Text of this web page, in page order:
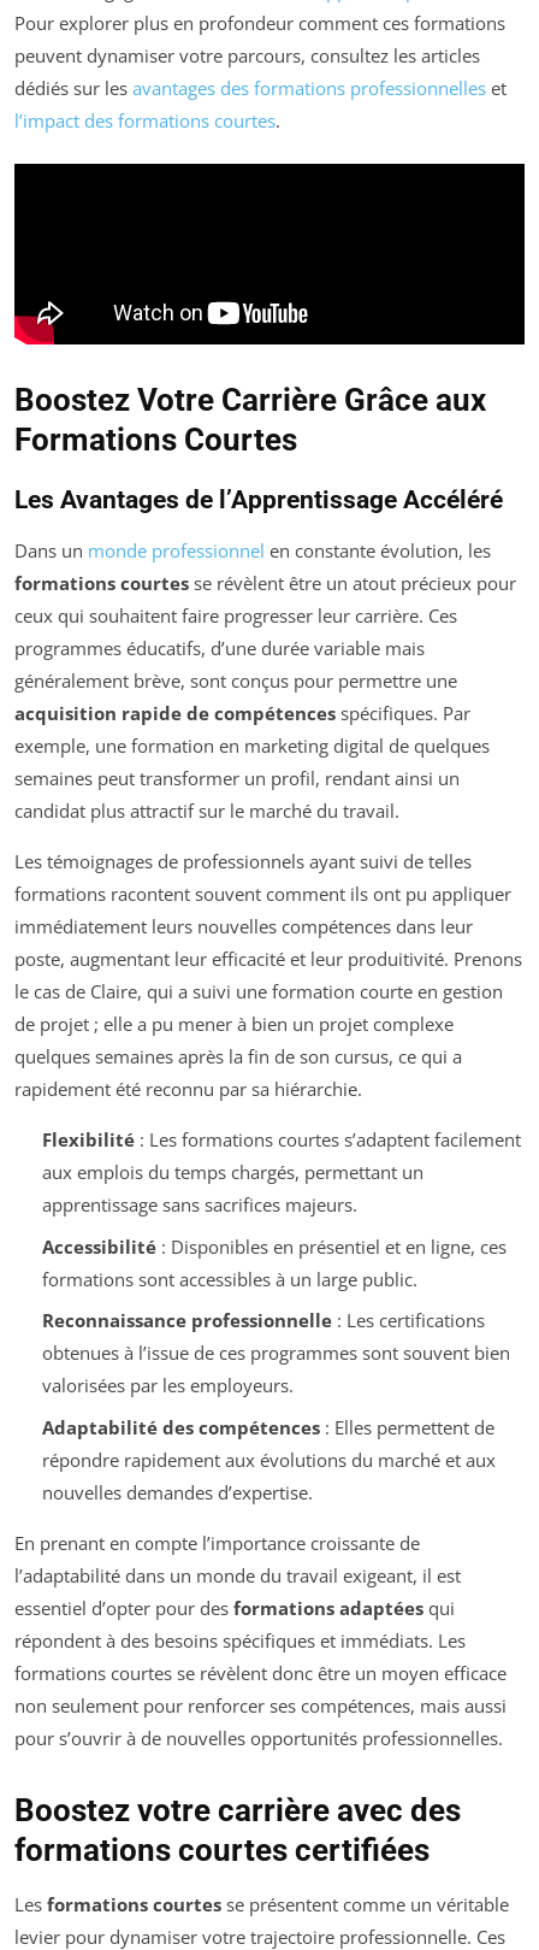
Pour explorer plus en profondeur comment ces formations
peuvent dynamiser votre parcours, consultez les articles
dédiés sur les avantages des formations professionnelles et
l’impact des formations courtes.
Boostez Votre Carrière Grâce aux
Formations Courtes
Les Avantages de l’Apprentissage Accéléré
Dans un monde professionnel en constante évolution, les
formations courtes se révèlent être un atout précieux pour
ceux qui souhaitent faire progresser leur carrière. Ces
programmes éducatifs, d’une durée variable mais
généralement brève, sont conçus pour permettre une
acquisition rapide de compétences spécifiques. Par
exemple, une formation en marketing digital de quelques
semaines peut transformer un profil, rendant ainsi un
candidat plus attractif sur le marché du travail.
Les témoignages de professionnels ayant suivi de telles
formations racontent souvent comment ils ont pu appliquer
immédiatement leurs nouvelles compétences dans leur
poste, augmentant leur efficacité et leur produitivité. Prenons
le cas de Claire, qui a suivi une formation courte en gestion
de projet ; elle a pu mener à bien un projet complexe
quelques semaines après la fin de son cursus, ce qui a
rapidement été reconnu par sa hiérarchie.
Flexibilité: Les formations courtes s’adaptent facilement
aux emplois du temps chargés, permettant un
apprentissage sans sacrifices majeurs.
Accessibilité: Disponibles en présentiel et en ligne, ces
formations sont accessibles à un large public.
Reconnaissance professionnelle: Les certifications
obtenues à l’issue de ces programmes sont souvent bien
valorisées par les employeurs.
Adaptabilité des compétences: Elles permettent de
répondre rapidement aux évolutions du marché et aux
nouvelles demandes d’expertise.
En prenant en compte l’importance croissante de
l’adaptabilité dans un monde du travail exigeant, il est
essentiel d’opter pour des formations adaptées qui
répondent à des besoins spécifiques et immédiats. Les
formations courtes se révèlent donc être un moyen efficace
non seulement pour renforcer ses compétences, mais aussi
pour s’ouvrir à de nouvelles opportunités professionnelles.
Boostez votre carrière avec des
formations courtes certifiées
Les formations courtes se présentent comme un véritable
levier pour dynamiser votre trajectoire professionnelle. Ces